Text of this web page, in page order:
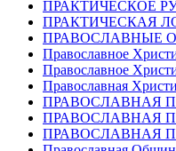
ПРАКТИЧЕСКОЕ
ПРАКТИЧЕСКАЯ
ПРАВОСЛАВНЫЕ
Православное
Православное
Православная
ПРАВОСЛАВНАЯ
ПРАВОСЛАВНАЯ
ПРАВОСЛАВНАЯ